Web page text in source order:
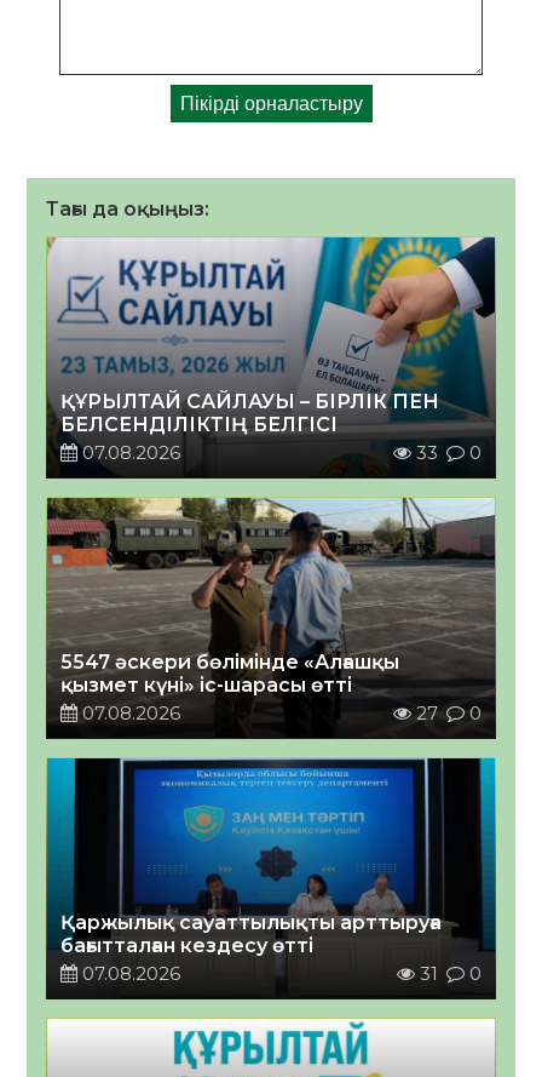
Тағы да оқыңыз:
ҚҰРЫЛТАЙ САЙЛАУЫ – БІРЛІК ПЕН
БЕЛСЕНДІЛІКТІҢ БЕЛГІСІ
07.08.2026
33 0
5547 әскери бөлімінде «Алғашқы
қызмет күні» іс-шарасы өтті
07.08.2026
27 0
Қаржылық сауаттылықты арттыруға
бағытталған кездесу өтті
07.08.2026
31 0